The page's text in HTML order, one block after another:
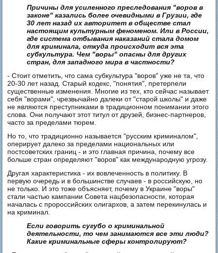
Причины для усиленного преследования "воров в
законе" казались более очевидными в Грузии, где
30 лет назад их авторитет в обществе стал
настоящим культурным феноменом. Или в России,
где система отбывания наказаний стала домом
для криминала, откуда происходит вся эта
субкультура. Чем "воры" опасны для других
стран, для западного мира в частности?
- Стоит отметить, что сама субкультура "воров" уже не та, что
20-30 лет назад. Старый кодекс, "понятия", претерпели
существенные изменения. Многие из тех, кто сейчас называет
себя "ворами", чрезвычайно далеки от "старой школы" и даже
не являются преступниками в традиционном понимании этого
слова. Они получают этот титул от друзей, бизнес-партнеров,
часто за пределами тюрем.
Но то, что традиционно называется "русским криминалом",
оперирует далеко за пределами национальных или
постсоветских границ - и это главная причина, почему все
больше стран определяют "воров" как международную угрозу.
Другая характеристика - их вовлеченность в политику. В
первую очередь и в большинстве случаев - в российскую, но
не только. И это тоже объясняет, почему в Украине "воры"
стали частью кампании Совета нацбезопасности, которая
началась с пророссийских олигархов, а затем перекинулась и
на криминал.
Если говорить сугубо о криминальной
деятельности, то чем занимаются все эти люди?
Какие криминальные сферы контролируют?